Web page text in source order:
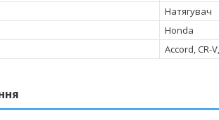
Натягувач
Honda
Accord, CR-